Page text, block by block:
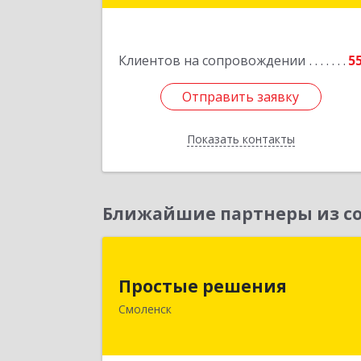
Клиентов на сопровождении
Отправить заявку
Показать контакты
Отправить заявку
Назад
Ближайшие партнеры из
Простые решения
Смоленск
214015, Смоленская обл, Смоленск г,
Большая Краснофлотская ул, дом №